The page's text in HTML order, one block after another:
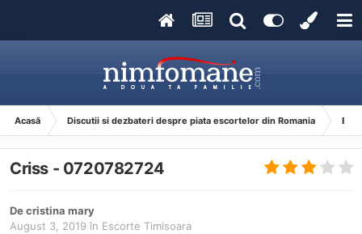
Acasă Discutii si dezbateri despre piata escortelor din Romania
Criss - 0720782724
Decristina mary
August 3, 2019 în Escorte Timisoara